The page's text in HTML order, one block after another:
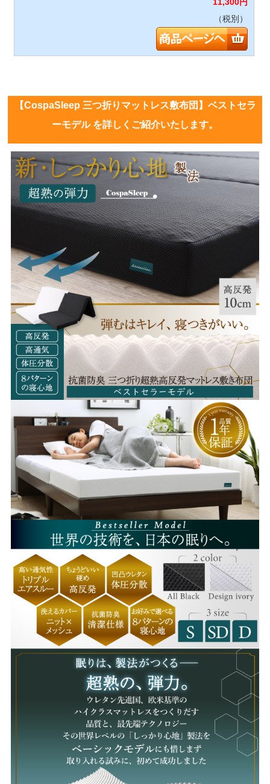
11,300円
（税別）
【CospaSleep 三つ折りマットレス敷布団】ベストセラ
ーモデル を詳しくご紹介いたします。